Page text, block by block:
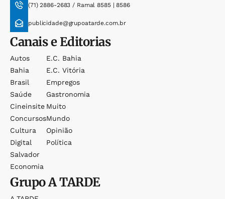
(71) 2886-2683 / Ramal 8585 | 8586
publicidade@grupoatarde.com.br
Canais e Editorias
Autos
Bahia
Brasil
Saúde
Cineinsite
Concursos
Cultura
Digital
Salvador
Economia
E.c. Bahia
E.c. Vitória
Empregos
Gastronomia
Muito
Mundo
Opinião
Política
GrupoA TARDE